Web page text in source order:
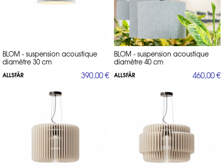
BLOM - suspension acoustique
diamètre 30 cm
ALLSFÄR 390,00 €
BLOM - suspension acoustique
diamètre 40 cm
ALLSFÄR 460,00 €